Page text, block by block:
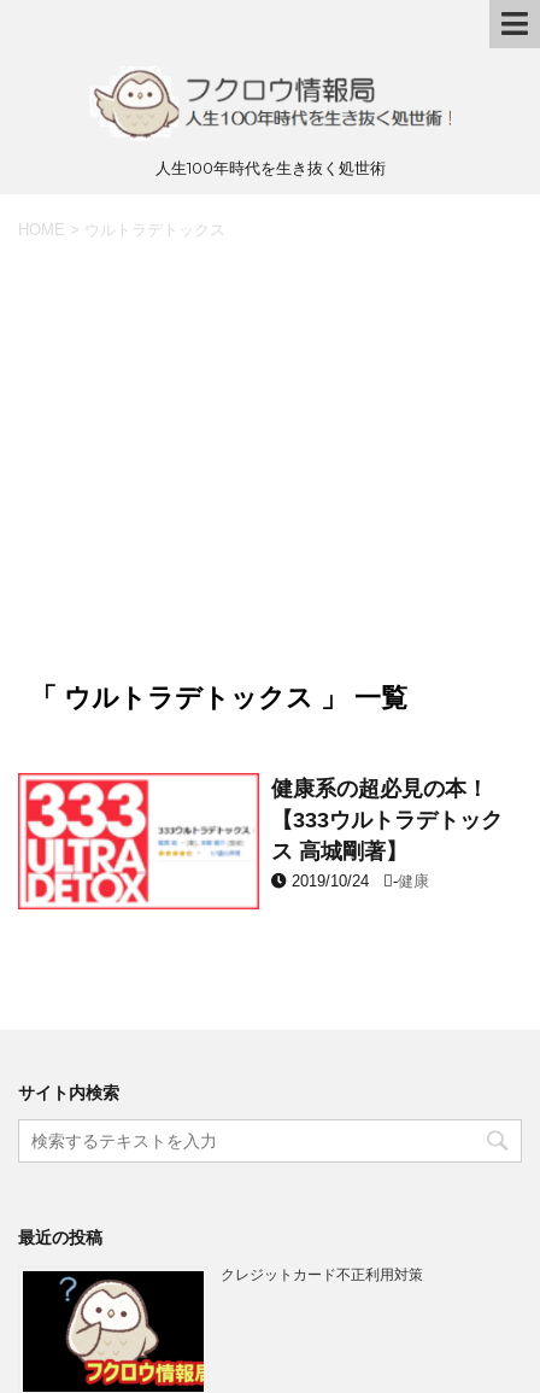
人生100年時代を生き抜く処世術
HOME > ウルトラデトックス
「 ウルトラデトックス 」 一覧
健康系の超必見の本！
【333ウルトラデトック
ス 高城剛著】
2019/10/24 -健康
サイト内検索
最近の投稿
クレジットカード不正利用対策